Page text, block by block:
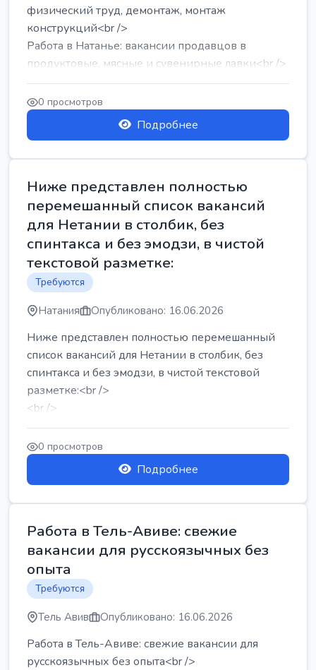
физический труд, демонтаж, монтаж
конструкций<br />
Работа в Натанье: вакансии продавцов в
продуктовые, мясные и сувенирные лавки<br />
Разнорабочий на сборку м...
0 просмотров
Подробнее
Ниже представлен полностью
перемешанный список вакансий
для Нетании в столбик, без
спинтакса и без эмодзи, в чистой
текстовой разметке:
Требуются
Натания Опубликовано: 16.06.2026
Ниже представлен полностью перемешанный
список вакансий для Нетании в столбик, без
спинтакса и без эмодзи, в чистой текстовой
разметке:<br />
<br />
Работа в Нетании на мебельном производстве:
требу...
0 просмотров
Подробнее
Работа в Тель-Авиве: свежие
вакансии для русскоязычных без
опыта
Требуются
Тель Авив Опубликовано: 16.06.2026
Работа в Тель-Авиве: свежие вакансии для
русскоязычных без опыта<br />